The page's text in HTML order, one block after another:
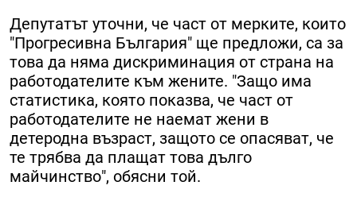
Депутатът уточни, че част от мерките, които
"Прогресивна България" ще предложи, са за
това да няма дискриминация от страна на
работодателите към жените. "Защо има
статистика, която показва, че част от
работодателите не наемат жени в
детеродна възраст, защото се опасяват, че
те трябва да плащат това дълго
майчинство", обясни той.